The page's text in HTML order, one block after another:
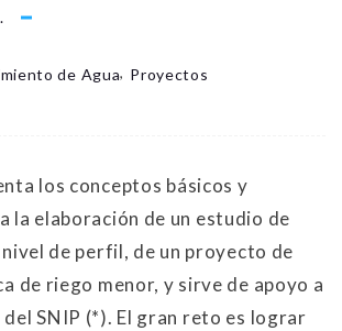
de Agua, Proyectos
los conceptos básicos y
la elaboración de un estudio de
de perfil, de un proyecto de
de riego menor, y sirve de apoyo a
SNIP (*). El gran reto es lograr